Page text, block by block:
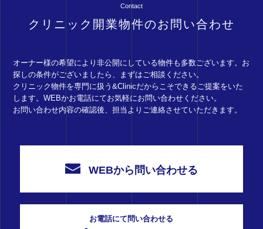
Contact
クリニック開業物件のお問い合わせ
オーナー様の希望により非公開にしている物件も多数ございます。お
探しの条件がございましたら、まずはご相談ください。
クリニック物件を専門に扱う&Clinicだからこそできるご提案をいた
します。WEBかお電話にてお気軽にお問い合わせください。
お問い合わせ内容の確認後、担当よりご連絡させていただきます。
WEBから問い合わせる
お電話にて問い合わせる